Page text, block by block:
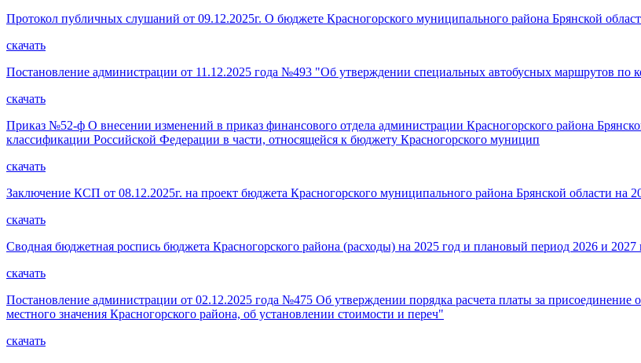
Протокол публичных слушаний от 09.12.2025г. О бюджете Красногорского муниципального района Брянской
скачать
Постановление администрации от 11.12.2025 года №493 "Об утверждении специальных автобусных маршрутов по
скачать
Приказ №52-ф О внесении изменений в приказ финансового отдела администрации Красногорского района
классификации Российской Федерации в части, относящейся к бюджету Красногорского муницип
скачать
Заключение КСП от 08.12.2025г. на проект бюджета Красногорского муниципального района Брянской области на
скачать
Сводная бюджетная роспись бюджета Красногорского района (расходы) на 2025 год и плановый период 2026 и 2027
скачать
Постановление администрации от 02.12.2025 года №475 Об утверждении порядка расчета платы за
местного значения Красногорского района, об установлении стоимости и переч"
скачать